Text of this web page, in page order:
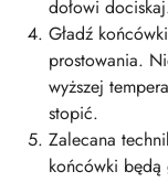
dołowi
Gładź
prostowania.
wyższej
stopić.
Zalecana
końcówki będą